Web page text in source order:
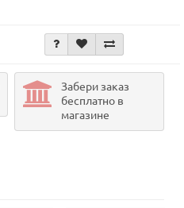
Забери заказ
бесплатно в
магазине